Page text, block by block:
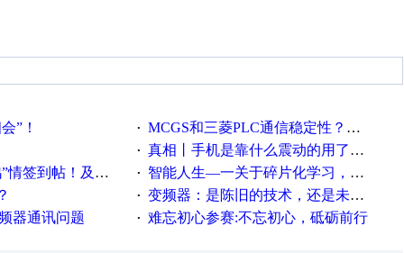
”！ · MCGS和三菱PLC通信稳定性？？？
· 真相丨手机是靠什么震动的用了这么多年才知道！
时更新在线研讨会预告
·
智能人生—一关于碎片化学习，看这一篇就够了！
· 变频器：是陈旧的技术，还是未来的幕后英雄？
器通讯问题
· 难忘初心参赛:不忘初心，砥砺前行